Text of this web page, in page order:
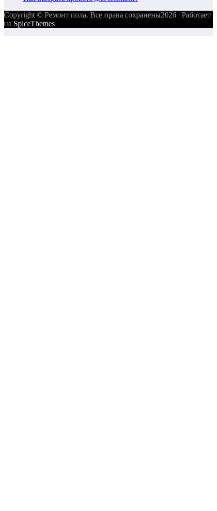
Copyright © Ремонт пола. Все права сохранены2026 | Работает
на SpiceThemes